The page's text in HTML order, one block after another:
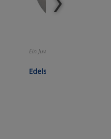
Ein Juwel in jedem Garten!
Edelstahl-Hexenkugel